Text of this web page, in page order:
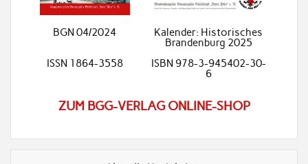
BGN 04/2024
Kalender: Historisches
Brandenburg 2025
ISSN 1864-3558
ISBN 978-3-945402-30-
6
ZUM BGG-VERLAG ONLINE-SHOP